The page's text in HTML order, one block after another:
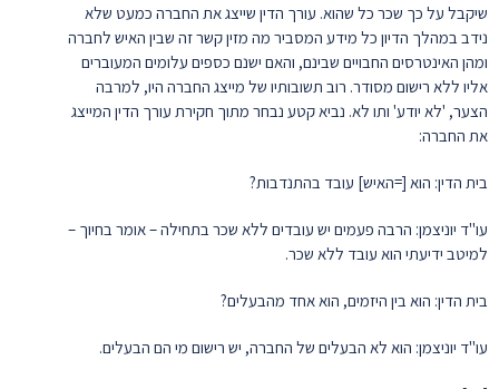
שיקבל על כך שכר כל שהוא. עורך הדין שייצג את החברה כמעט שלא
נידב במהלך הדיון כל מידע המסביר מה מזין קשר זה שבין האיש לחברה
ומהן האינטרסים החבויים שבינם, והאם ישנם כספים עלומים המעוברים
אליו ללא רישום מסודר. רוב תשובותיו של מייצג החברה היו, למרבה
הצער, 'לא יודע' ותו לא. נביא קטע נבחר מתוך חקירת עורך הדין המייצג
את החברה:
בית הדין: הוא [=האיש] עובד בהתנדבות?
עו"ד יוניצמן: הרבה פעמים יש עובדים ללא שכר בתחילה – אומר בחיוך –
למיטב ידיעתי הוא עובד ללא שכר.
בית הדין: הוא בין היזמים, הוא אחד מהבעלים?
עו"ד יוניצמן: הוא לא הבעלים של החברה, יש רישום מי הם הבעלים.